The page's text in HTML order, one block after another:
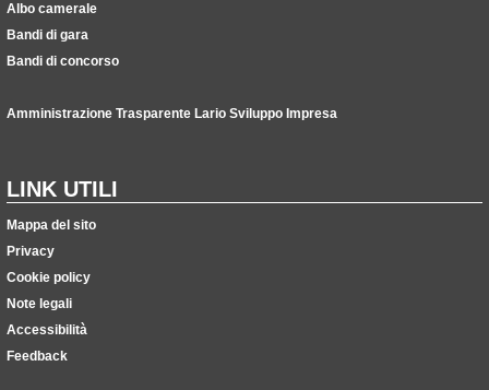
Albo camerale
Bandi di gara
Bandi di concorso
Amministrazione Trasparente Lario Sviluppo Impresa
LINK UTILI
Mappa del sito
Privacy
Cookie policy
Note legali
Accessibilità
Feedback